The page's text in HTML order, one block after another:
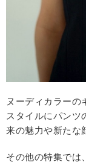
ヌーディカラーの
スタイルにパンツ
来の魅力や新たな
その他の特集では